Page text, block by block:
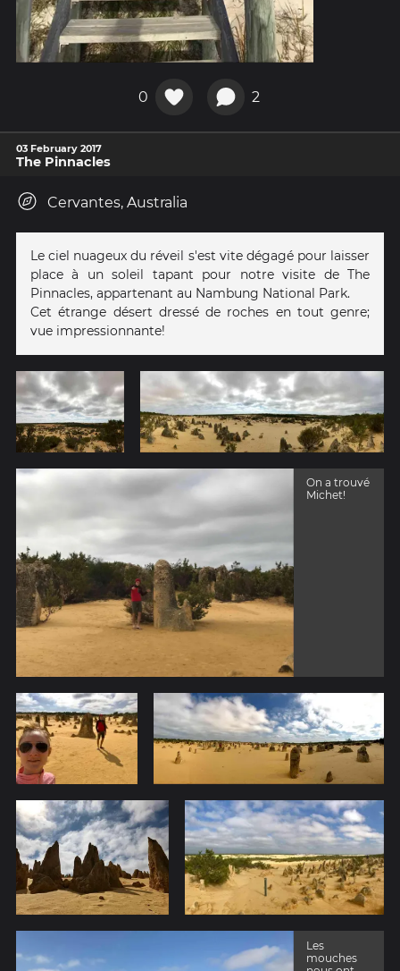
0 2
03 February 2017
The Pinnacles
Cervantes, Australia
Le ciel nuageux du réveil s'est vite dégagé pour laisser
place à un soleil tapant pour notre visite de The
Pinnacles, appartenant au Nambung National Park.
Cet étrange désert dressé de roches en tout genre;
vue impressionnante!
On a trouvé
Michet!
Les
mouches